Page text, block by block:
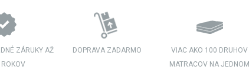
ZÁRUKY AŽ
ROKOV
DOPRAVA ZADARMO
VIAC AKO 100 DRUHOV
MATRACOV NA JEDNOM